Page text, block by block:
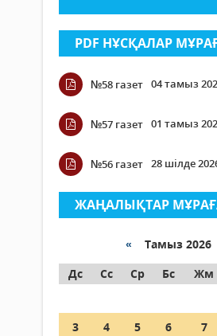
PDF НҰСҚАЛАР
№58 газет 04 тамыз
№57 газет 01 тамыз
№56 газет 28 шілде
ЖАҢАЛЫҚТАР
« Тамыз
Дс
Сс Ср Бс Жм
3
4 5 6 7